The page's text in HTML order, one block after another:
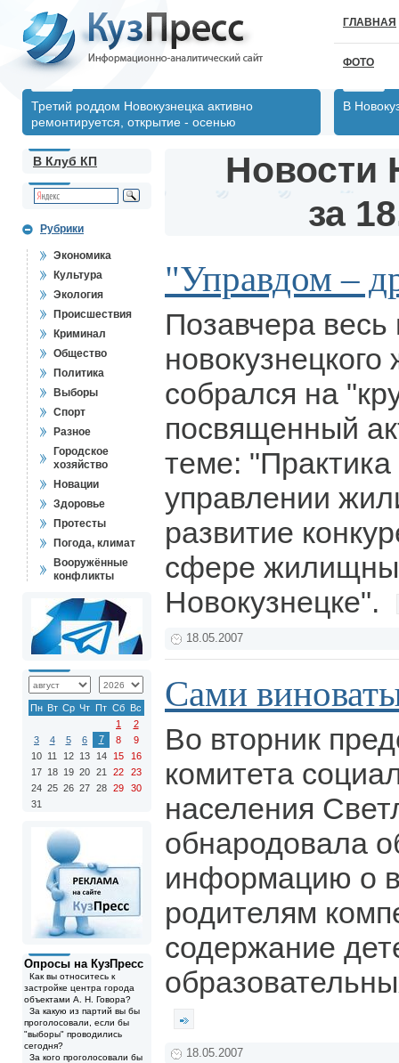
ГЛАВНАЯ
ФОТО
Третий роддом Новокузнецка активно
ремонтируется, открытие - осенью
В
В Клуб КП
Рубрики
Экономика
Культура
Экология
Происшествия
Криминал
Общество
Политика
Выборы
Спорт
Разное
Городское
хозяйство
Новации
Здоровье
Протесты
Погода, климат
Вооружённые
конфликты
Пн Вт Ср Чт Пт Сб Вс
1
2
3
4 5 6 7 8
9
10 11 12 13 14 15
16
17 18 19 20 21 22
23
24 25 26 27 28 29
30
31
Опросы на КузПресс
Как вы относитесь к
застройке центра города
объектами А. Н. Говора?
За какую из партий вы бы
проголосовали, если бы
"выборы" проводились
сегодня?
За кого проголосовали бы
Новости
за
"Управдом –
Позавчера весь
собрался на
посвященный
теме:
управлении
развитие
сфере
Новокузнецке".
18.05.2007
Сами
Во вторник
комитета
населения
обнародовала
информацию о
родителям
содержание
18.05.2007